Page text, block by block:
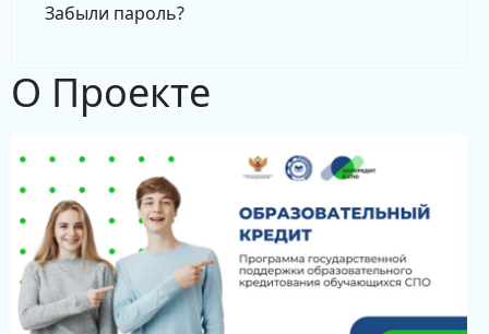
Забыли пароль?
О Проекте